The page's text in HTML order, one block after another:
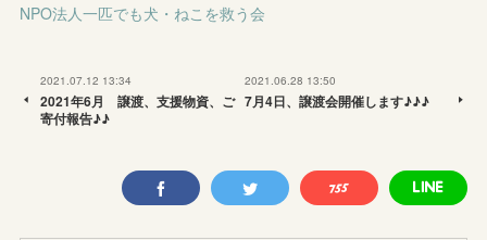
NPO法人一匹でも犬・ねこを救う会
2021.07.12 13:34
2021年6月 譲渡、支援物資、ご
寄付報告♪♪
2021.06.28 13:50
7月4日、譲渡会開催します♪♪♪